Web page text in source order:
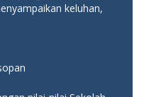
keluhan,